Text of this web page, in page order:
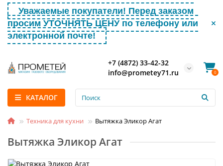
Уважаемые покупатели! Перед заказом
просим УТОЧНЯТЬ ЦЕНУ по телефону или
электронной почте!
+7 (4872) 33-42-32
info@prometey71.ru
0
КАТАЛОГ
Техника для кухни Вытяжка Эликор Агат
Вытяжка Эликор Агат